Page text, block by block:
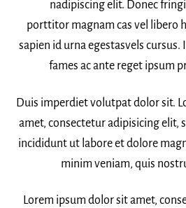
nadipiscing elit. Donec
porttitor magnam cas vel libero
sapien id urna egestasvels
fames ac ante reget ipsum
Duis imperdiet volutpat dolor sit.
amet, consectetur adipisicing elit,
incididunt ut labore et dolore
minim veniam, quis
Lorem ipsum dolor sit amet,